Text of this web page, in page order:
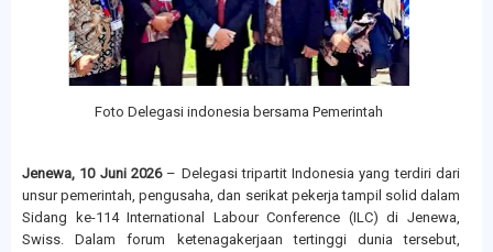
Foto Delegasi indonesia bersama Pemerintah
Jenewa, 10 Juni 2026– Delegasi tripartit Indonesia yang terdiri dari
unsur pemerintah, pengusaha, dan serikat pekerja tampil solid dalam
Sidang ke-114 International Labour Conference (ILC) di Jenewa,
Swiss. Dalam forum ketenagakerjaan tertinggi dunia tersebut,